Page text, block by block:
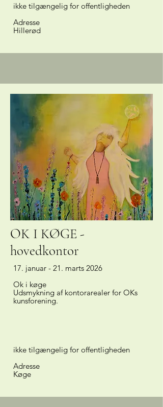
ikke tilgængelig for offentligheden
Adresse
Hillerød
OK I KØGE -
hovedkontor
17. januar - 21. marts 2026
Ok i køge
Udsmykning af kontorarealer for OKs
kunsforening.
ikke tilgængelig for offentligheden
Adresse
Køge